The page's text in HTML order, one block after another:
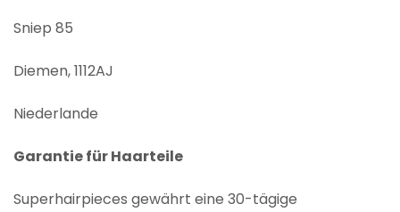
Sniep 85
Diemen, 1112AJ
Niederlande
Garantie für Haarteile
Superhairpieces gewährt eine 30-tägige